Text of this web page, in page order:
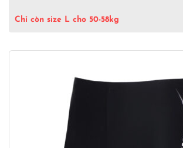
Chỉ còn size L cho 50-58kg